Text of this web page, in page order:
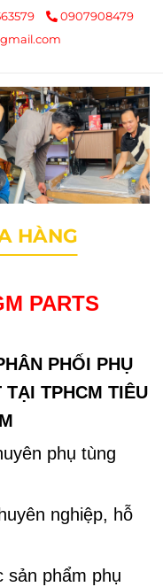
0907908479
HÀNG
PARTS
PHỐI PHỤ
TẠI TPHCM TIÊU
phụ tùng
nghiệp, hỗ
sản phẩm phụ